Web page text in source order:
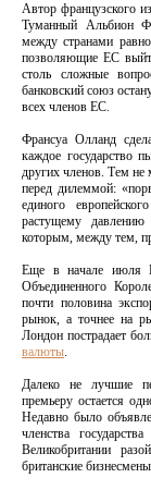
Автор французского
Туманный Альбион
между странами
позволяющие ЕС
столь сложные
банковский союз
всех членов ЕС.
Франсуа Олланд
каждое государство
других членов. Тем не
перед дилеммой:
единого
растущему
которым, между тем,
Еще в начале июля
Объединенного
почти половина
рынок, а точнее на
Лондон пострадает
валюты.
Далеко не лучшие
премьеру остается
Недавно было
членства
Великобритании
британские